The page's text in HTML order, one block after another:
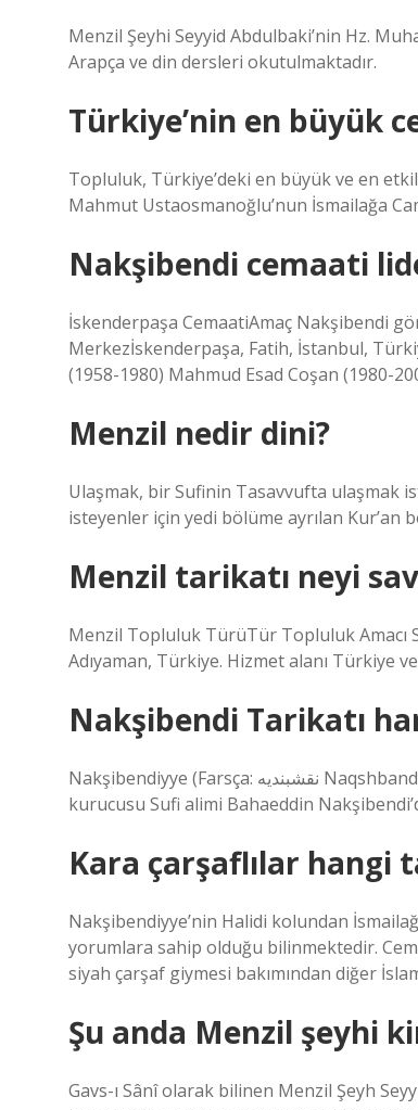
Menzil Şeyhi Seyyid Abdulbaki’nin Hz.
Arapça ve din dersleri okutulmaktadır.
Türkiye’nin en büyük
Topluluk, Türkiye’deki en büyük ve en
Mahmut Ustaosmanoğlu’nun İsmailağa
Nakşibendi cemaati
İskenderpaşa CemaatiAmaç Nakşibendi
Merkezİskenderpaşa, Fatih, İstanbul,
(1958-1980) Mahmud Esad Coşan (1980-
Menzil nedir dini?
Ulaşmak, bir Sufinin Tasavvufta ulaşmak
isteyenler için yedi bölüme ayrılan Kur’an
Menzil tarikatı neyi
Menzil Topluluk TürüTür Topluluk Amacı
Adıyaman, Türkiye. Hizmet alanı Türkiye
Nakşibendi Tarikatı
Nakşibendiyye (Farsça: نقشبندیه Naqshbandiyye), 14. yüzyılda Orta Asya’da Buhara civarında gelişen ve adını
kurucusu Sufi alimi Bahaeddin
Kara çarşaflılar
Nakşibendiyye’nin Halidi kolundan
yorumlara sahip olduğu bilinmektedir.
siyah çarşaf giymesi bakımından diğer
Şu anda Menzil şeyhi
Gavs-ı Sânî olarak bilinen Menzil Şeyh